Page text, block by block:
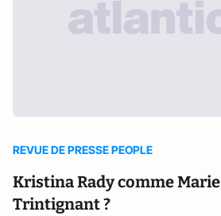
REVUE DE PRESSE PEOPLE
Kristina Rady comme Marie
Trintignant ?